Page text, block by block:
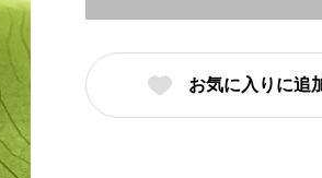
お気に入りに追